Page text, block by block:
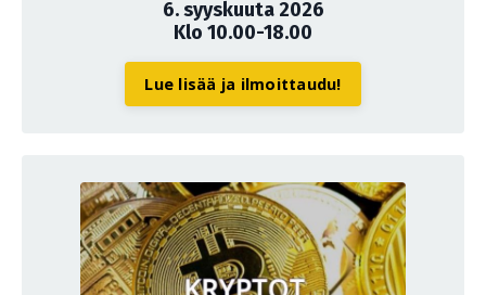
6. syyskuuta 2026
Klo 10.00-18.00
Lue lisää ja ilmoittaudu!